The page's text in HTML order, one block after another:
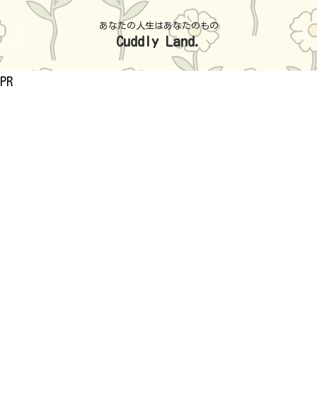
あなたの人生はあなたのもの
Cuddly Land.
PR